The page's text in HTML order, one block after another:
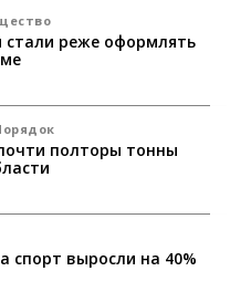
стали реже оформлять
полторы тонны
спорт выросли на 40%